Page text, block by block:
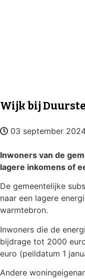
Wijk bij
03 september
Inwoners van de
lagere inkomens of
De gemeentelijke
naar een lagere
warmtebron.
Inwoners die de
bijdrage tot 2000
euro (peildatum 1
Andere